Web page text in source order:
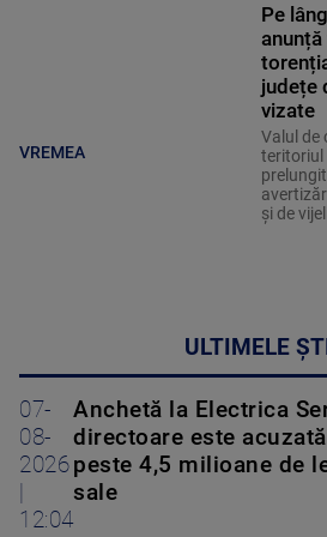
VREMEA
Pe
județe
vizate
Valul de
teritoriul
și de
ULTIMELE
07-
08-
2026
12:04
Anchetă la Electrica
directoare este
peste 4,5 milioane de
sale